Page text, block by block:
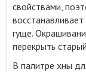
свойствами,
гуще.
перекрыть
В палитре хны